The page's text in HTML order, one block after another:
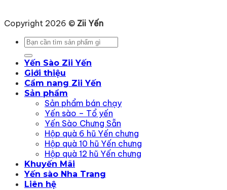
Copyright 2026 © Zii Yến
Tìm
Yến Sào Zii Yến
Giới thiệu
Cẩm nang Zii Yến
Sản phẩm
Sản phẩm bán chạy
Yến sào – Tổ yến
Yến Sào Chưng Sẵn
Hộp quà 6 hũ Yến chưng
Hộp quà 10 hũ Yến chưng
Hộp quà 12 hũ Yến chưng
Khuyến Mãi
Yến sào Nha Trang
Liên hệ